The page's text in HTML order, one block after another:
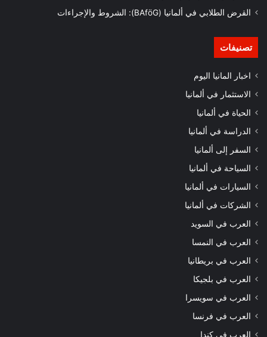
القرض الطلابي في ألمانيا (BAföG): الشروط والإجراءات
تصنيفات
اخبار المانيا اليوم
الاستثمار في ألمانيا
الحياة في ألمانيا
الدراسة في ألمانيا
السفر إلى ألمانيا
السياحة في ألمانيا
السيارات في ألمانيا
الشركات في ألمانيا
العرب في السويد
العرب في النمسا
العرب في بريطانيا
العرب في بلجيكا
العرب في سويسرا
العرب في فرنسا
العرب في كندا